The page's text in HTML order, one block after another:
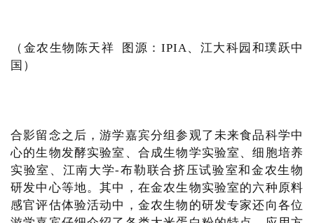
（金农生物陈天祥 图源：IPIA、江大科园和璞跃中
国）
合影留念之后，游学嘉宾分组参观了未来食品科学中
心的生物发酵实验室、合成生物学实验室、细胞培养
实验室、江南大学-布勒联合挤压试验室和金农生物
研发中心等地。其中，在金农生物实验室的六种原料
感官评估体验活动中，金农生物的研发专家还向各位